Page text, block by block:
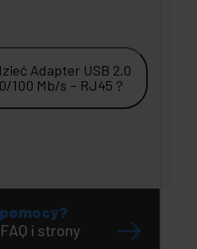
Adapter USB 2.0
100 Mb/s – RJ45 ?
i strony